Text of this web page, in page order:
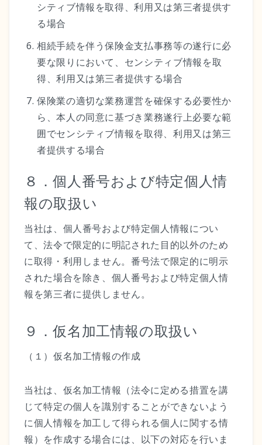
シティブ情報を取得、利用又は第三者提供す
る場合
相続手続を伴う保険金支払事務等の遂行に必
要な限りにおいて、センシティブ情報を取
得、利用又は第三者提供する場合
保険業の適切な業務運営を確保する必要性か
ら、本人の同意に基づき業務遂行上必要な範
囲でセンシティブ情報を取得、利用又は第三
者提供する場合
８．個人番号および特定個人情
報の取扱い
当社は、個人番号および特定個人情報につい
て、法令で限定的に明記された目的以外のため
に取得・利用しません。番号法で限定的に明示
された場合を除き、個人番号および特定個人情
報を第三者に提供しません。
９．仮名加工情報の取扱い
（１）仮名加工情報の作成
当社は、仮名加工情報（法令に定める措置を講
じて特定の個人を識別することができないよう
に個人情報を加工して得られる個人に関する情
報）を作成する場合には、以下の対応を行いま